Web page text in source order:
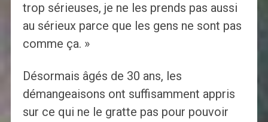
trop sérieuses, je ne les prends pas aussi
au sérieux parce que les gens ne sont pas
comme ça. »
Désormais âgés de 30 ans, les
démangeaisons ont suffisamment appris
sur ce qui ne le gratte pas pour pouvoir